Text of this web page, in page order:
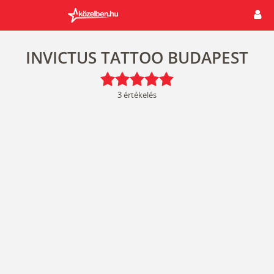
INVICTUS TATTOO BUDAPEST
3értékelés